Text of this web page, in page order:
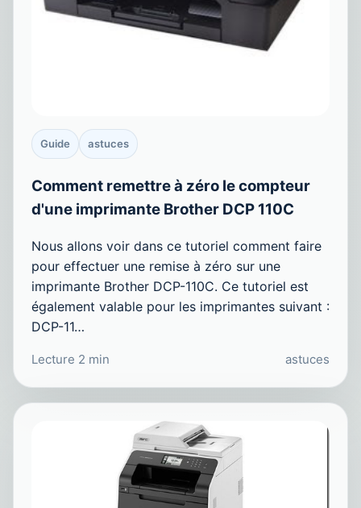
Guide astuces
Comment remettre à zéro le compteur
d'une imprimante Brother DCP 110C
Nous allons voir dans ce tutoriel comment faire
pour effectuer une remise à zéro sur une
imprimante Brother DCP-110C. Ce tutoriel est
également valable pour les imprimantes suivant :
DCP-11…
Lecture 2 min astuces